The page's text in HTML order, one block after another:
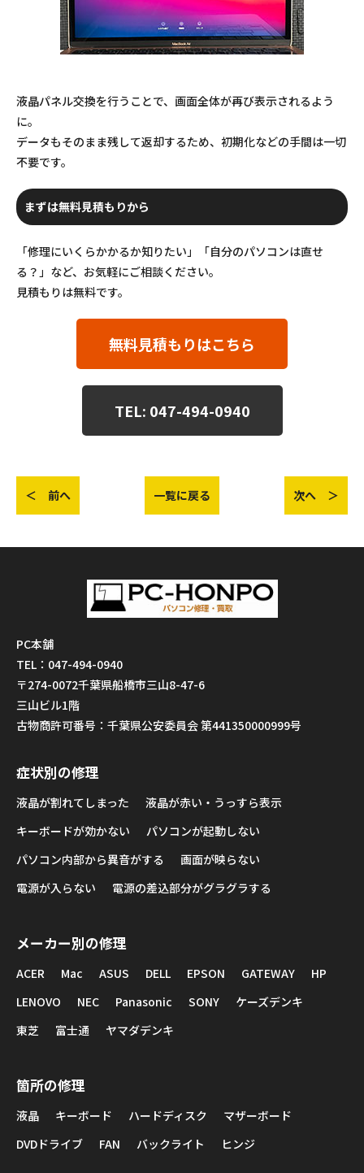
液晶パネル交換を行うことで、画面全体が再び表示されるよう
に。
データもそのまま残して返却するため、初期化などの手間は一切
不要です。
まずは無料見積もりから
「修理にいくらかかるか知りたい」「自分のパソコンは直せ
る？」など、お気軽にご相談ください。
見積もりは無料です。
無料見積もりはこちら
TEL: 047-494-0940
＜ 前へ 一覧に戻る 次へ ＞
PC本舗
TEL：047-494-0940
〒274-0072千葉県船橋市三山8-47-6
三山ビル1階
古物商許可番号：千葉県公安委員会 第441350000999号
症状別の修理
液晶が割れてしまった
液晶が赤い・うっすら表示
キーボードが効かない
パソコンが起動しない
パソコン内部から異音がする
画面が映らない
電源が入らない
電源の差込部分がグラグラする
メーカー別の修理
ACER Mac ASUS DELL EPSON GATEWAY
HP
LENOVO
NEC Panasonic SONY
ケーズデンキ
東芝
富士通 ヤマダデンキ
箇所の修理
液晶 キーボード ハードディスク
マザーボード
DVDドライブ
FAN バックライト ヒンジ